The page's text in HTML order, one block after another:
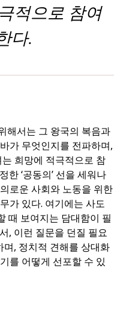
적으로 참여
다.
해서는 그 왕국의 복음과
가 무엇인지를 전파하며,
희망에 적극적으로 참
한 ‘공동의’ 선을 세워나
로운 사회와 노동을 위한
가 있다. 여기에는 사도
때 보여지는 담대함이 필
, 이런 질문을 던질 필요
며, 정치적 견해를 상대화
를 어떻게 선포할 수 있